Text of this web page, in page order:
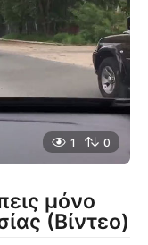
1 0
μόνο
(Βίντεο)